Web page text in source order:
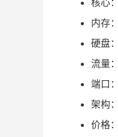
核心
内存
硬盘
流量
端口
架构
价格